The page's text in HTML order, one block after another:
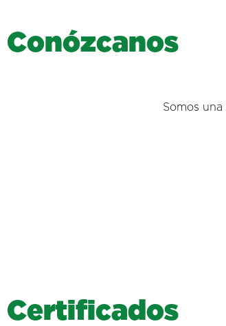
Conózcanos
Somos
Certificad os